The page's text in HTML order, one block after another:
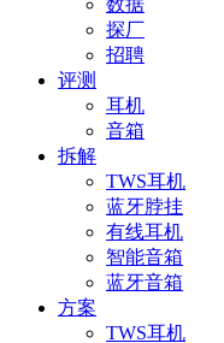
数据
探厂
招聘
评测
耳机
音箱
拆解
TWS耳机
蓝牙脖挂
有线耳机
智能音箱
蓝牙音箱
方案
TWS耳机